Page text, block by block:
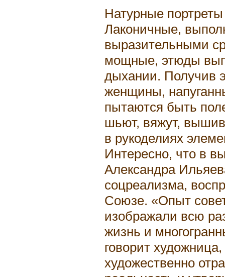
Натурные
Лаконичные,
выразительными
мощные, этюды
дыхании. Получив
женщины,
пытаются быть
шьют, вяжут,
в рукоделиях
Интересно, что в
Александра
соцреализма,
Союзе. «Опыт
изображали всю
жизнь и
говорит
художественно